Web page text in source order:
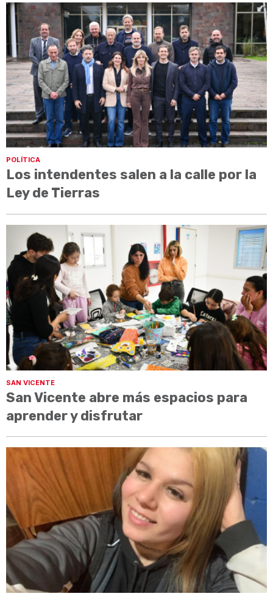
POLÍTICA
Los intendentes salen a la calle por la
Ley de Tierras
SAN VICENTE
San Vicente abre más espacios para
aprender y disfrutar